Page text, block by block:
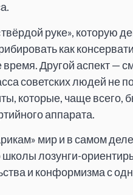
руке», которую
как
время. Другой аспект —
советских людей не
которые, чаще всего,
аппарата.
мир и в самом
лозунги-
и конформизма с